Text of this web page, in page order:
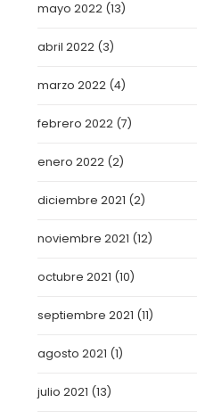
mayo 2022 (13)
abril 2022 (3)
marzo 2022 (4)
febrero 2022 (7)
enero 2022 (2)
diciembre 2021 (2)
noviembre 2021 (12)
octubre 2021 (10)
septiembre 2021 (11)
agosto 2021 (1)
julio 2021 (13)